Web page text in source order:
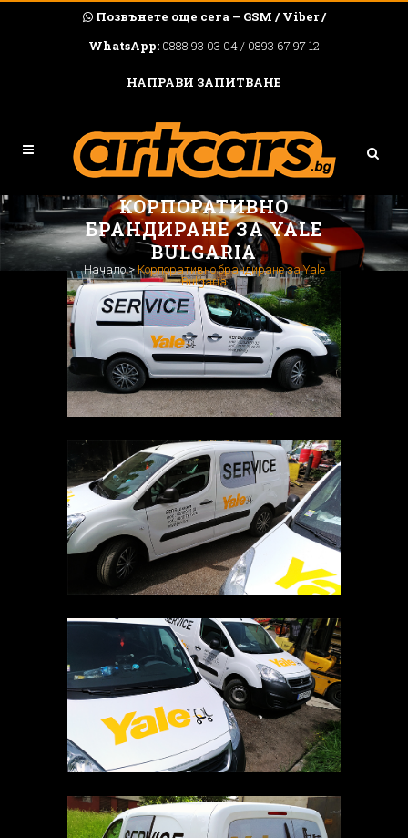
Позвънете още сега – GSM / Viber /
WhatsApp: 0888 93 03 04 / 0893 67 97 12
НАПРАВИ ЗАПИТВАНЕ
КОРПОРАТИВНО
БРАНДИРАНЕ ЗА YALE
BULGARIA
Начало>Корпоративно брандиране за Yale
Bulgaria